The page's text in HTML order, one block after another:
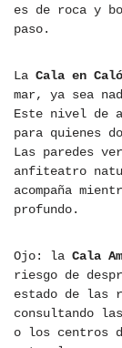
es de roca y
paso.
La Cala en
mar, ya sea
Este nivel de
para quienes
Las paredes
anfiteatro
acompaña
profundo.
Ojo: la Cala
riesgo de
estado de las
consultando
o los centros